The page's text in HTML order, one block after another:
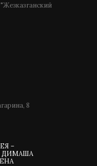
8
–
ДИМАША